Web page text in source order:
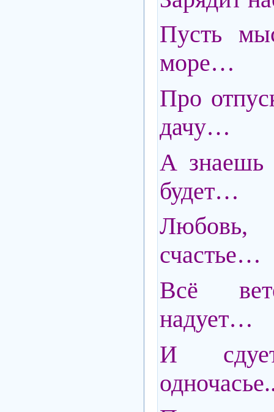
Пусть
море…
Про
дачу…
А знаешь
будет…
Любовь,
счастье…
Всё
надует…
И